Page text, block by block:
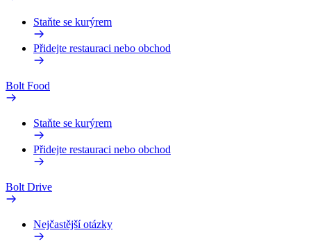
Staňte se kurýrem
Přidejte restauraci nebo obchod
Bolt Food
Staňte se kurýrem
Přidejte restauraci nebo obchod
Bolt Drive
Nejčastější otázky